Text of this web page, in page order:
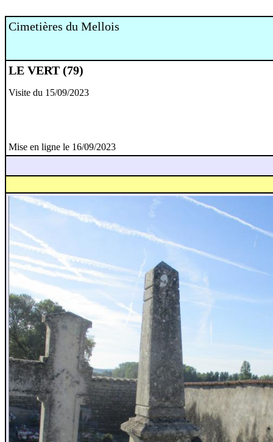
Cimetières du Mellois
LE VERT (79)
Visite du 15/09/2023
Mise en ligne le 16/09/2023